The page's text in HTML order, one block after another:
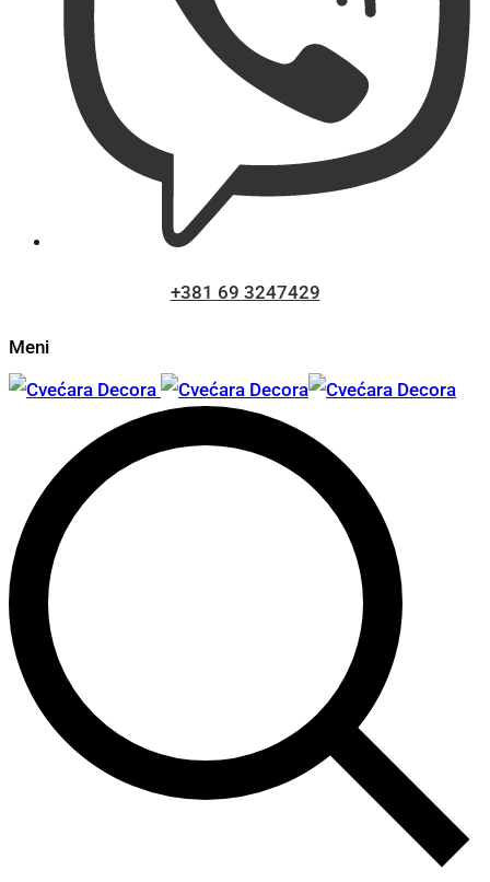
+381 69 3247429
Meni